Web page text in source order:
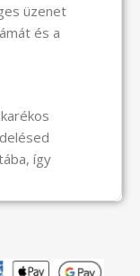
üzenet
és a
így